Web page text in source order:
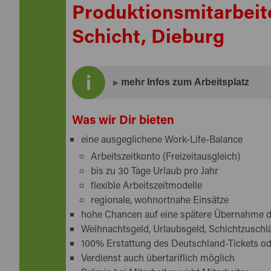
Schicht, Dieburg
mehr Infos zum Arbeitsplatz
Unser Kunde ist mit weltweiter Präsenz in
unter Reinraumbedingungen hergestellt.
Zur Unterstützung suchen wir für unseren
Reinraumin Dieburg.
Sie arbeiten gerne in Schichten? Dann
Bewirb dichJETZT!
Was wir Dir bieten
eine ausgeglichene Work-Life-Balance
Arbeitszeitkonto (Freizeitausgleich)
bis zu 30 Tage Urlaub pro Jahr
flexible Arbeitszeitmodelle
regionale, wohnortnahe Einsätze
hohe Chancen auf eine spätere Übernahme
Weihnachtsgeld, Urlaubsgeld,
100% Erstattung des Deutschland-Tickets
Verdienst auch übertariflich möglich